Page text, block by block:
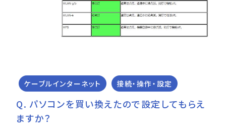
ケーブルインターネット 接続・操作・設定
パソコンを買い換えたので設定してもらえ
ますか？